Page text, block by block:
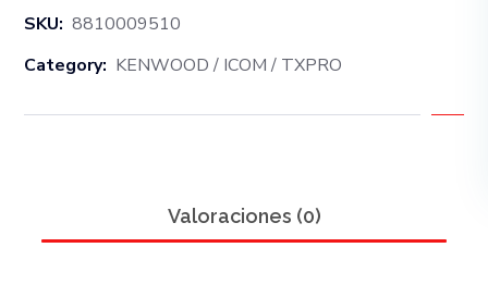
SKU: 8810009510
Category: KENWOOD / ICOM / TXPRO
Valoraciones (0)